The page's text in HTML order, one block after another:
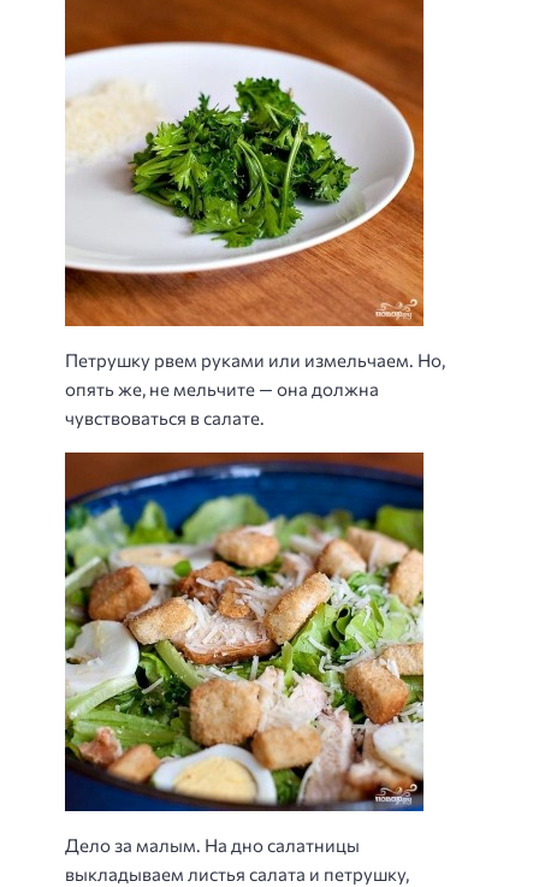
Петрушку рвем руками или измельчаем. Но,
опять же, не мельчите — она должна
чувствоваться в салате.
Дело за малым. На дно салатницы
выкладываем листья салата и петрушку,